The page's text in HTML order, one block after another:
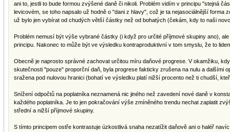
ani to, jestli to bude formou zvýšené daně či nikoli. Problém vidím v principu "stejná
levicovém, se toho napsalo už hodně o "dani z hlavy", což je ta nejasociálnější forma
už bylo jen vybírat od chudých větší částky než od bohatých (čekám, kdy to naši
Problém nemusí být výše vybrané částky (i když pro určité příjmové skupiny ano),
principu. Nakonec to může být ve výsledku kontraproduktivní v tom smyslu, že to
Obecně je naprosto správné zachovat určitou míru daňové progrese. V okamžiku,
skutečnosti "pouze" proporční daň, byla progrese fakticky zrušena na nulu a dalšími
sražena pod nulovou hranici (bohatí ve výsledku platí nižší procento než ti chudší,
Snížení odpočtů na poplatníka neznamená nic jiného než zavedení nové daně v
každého poplatníka. Je to jen pokračování výše zmíněného trendu nechat zaplatit
střední a nižší příjmové skupiny.
S tímto principem ostře kontrastuje úzkostlivá snaha nezatížit daňově ani o haléř